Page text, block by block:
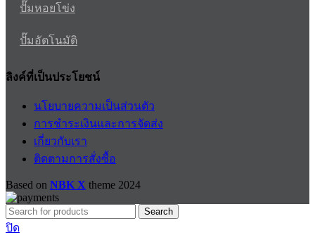
ปั๊มหอยโข่ง
ปั๊มอัตโนมัติ
ลิงค์ที่เป็นประโยชน์
นโยบายความเป็นส่วนตัว
การชำระเงินและการจัดส่ง
เกี่ยวกับเรา
ติดตามการสั่งซื้อ
Based on NBK X theme 2024
Search
ปิด